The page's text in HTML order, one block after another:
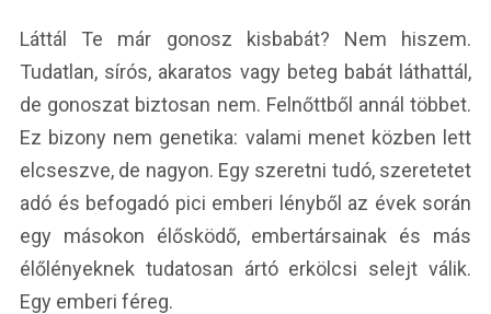
Láttál Te már gonosz kisbabát? Nem hiszem.
Tudatlan, sírós, akaratos vagy beteg babát láthattál,
de gonoszat biztosan nem. Felnőttből annál többet.
Ez bizony nem genetika: valami menet közben lett
elcseszve, de nagyon. Egy szeretni tudó, szeretetet
adó és befogadó pici emberi lényből az évek során
egy másokon élősködő, embertársainak és más
élőlényeknek tudatosan ártó erkölcsi selejt válik.
Egy emberi féreg.